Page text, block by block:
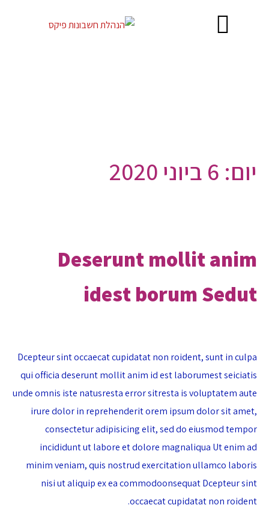
יום: 6 ביוני 2020
Deserunt mollit anim
idest borum Sedut
Dcepteur sint occaecat cupidatat non roident, sunt in culpa
qui officia deserunt mollit anim id est laborumest seiciatis
unde omnis iste natusresta error sitresta is voluptatem aute
irure dolor in reprehenderit orem ipsum dolor sit amet,
consectetur adipisicing elit, sed do eiusmod tempor
incididunt ut labore et dolore magnaliqua Ut enim ad
minim veniam, quis nostrud exercitation ullamco laboris
nisi ut aliquip ex ea commodoonsequat Dcepteur sint
occaecat cupidatat non roident.